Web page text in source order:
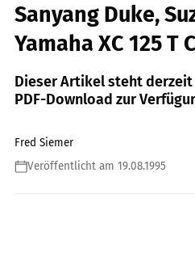
Sanyang Duke,
Yamaha XC 125 T
Dieser Artikel steht
PDF-Download zur
Fred Siemer
Veröffentlicht am 19.08.1995